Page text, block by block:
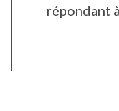
répondant